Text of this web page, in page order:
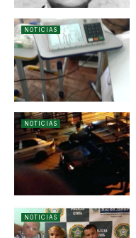
NOTICIAS
NOTICIAS
NOTICIAS